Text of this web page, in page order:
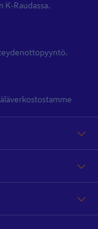
Raudassa.